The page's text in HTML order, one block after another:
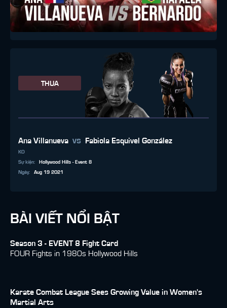
THUA
Ana Villanueva vs Fabiola Esquivel González
KO
Sự kiện:
Hollywood Hills - Event 8
Ngày: Aug 19 2021
BÀI VIẾT NỔI BẬT
Season 3 - EVENT 8 Fight Card
FOUR Fights in 1980s Hollywood Hills
Karate Combat League Sees Growing Value in Women's
Martial Arts